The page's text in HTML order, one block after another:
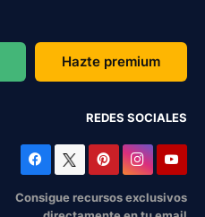
Hazte premium
REDES SOCIALES
Consigue recursos exclusivos